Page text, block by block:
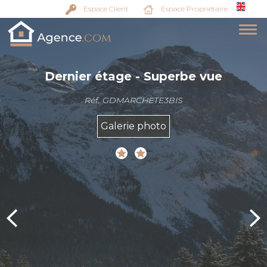
Espace Client Espace Propriétaire
Dernier étage - Superbe vue
Réf. GDMARCHETE3BIS
Galerie photo